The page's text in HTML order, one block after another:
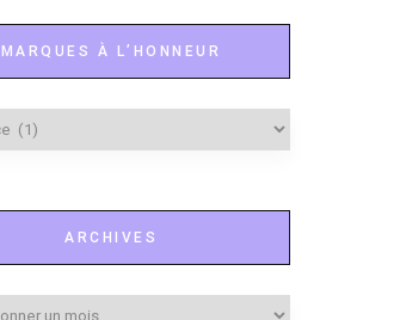
MARQUES À L’HONNEUR
ARCHIVES